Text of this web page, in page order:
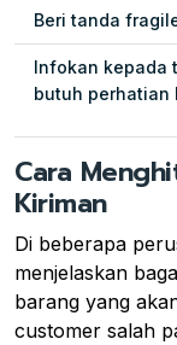
Beri tanda
Infokan kepada
butuh perhatian
Cara
Kiriman
Di beberapa
menjelaskan
barang yang
customer salah